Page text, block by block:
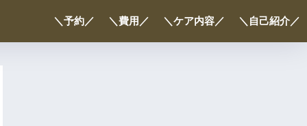
＼予約／ ＼費用／ ＼ケア内容／ ＼自己紹介／